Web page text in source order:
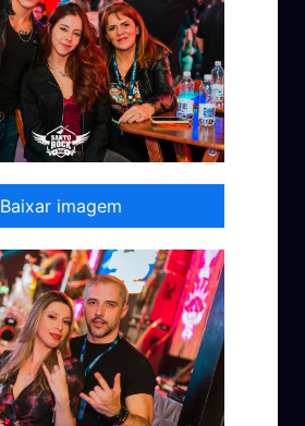
Baixar imagem